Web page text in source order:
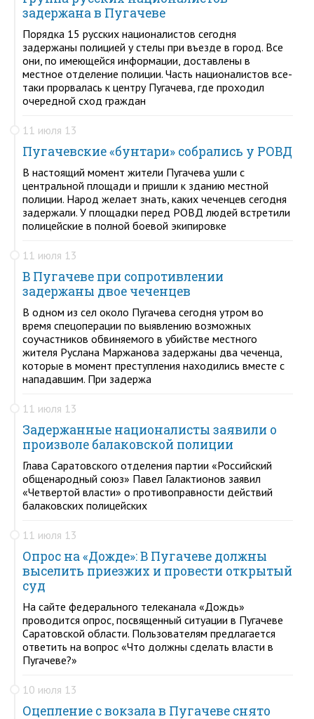
задержана в Пугачеве
Порядка 15 русских националистов сегодня
задержаны полицией у стелы при въезде в город. Все
они, по имеющейся информации, доставлены в
местное отделение полиции. Часть националистов все-
таки прорвалась к центру Пугачева, где проходил
очередной сход граждан
11 июля 13
Пугачевские «бунтари» собрались у РОВД
В настоящий момент жители Пугачева ушли с
центральной площади и пришли к зданию местной
полиции. Народ желает знать, каких чеченцев сегодня
задержали. У площадки перед РОВД людей встретили
полицейские в полной боевой экипировке
11 июля 13
В Пугачеве при сопротивлении
задержаны двое чеченцев
В одном из сел около Пугачева сегодня утром во
время спецоперации по выявлению возможных
соучастников обвиняемого в убийстве местного
жителя Руслана Маржанова задержаны два чеченца,
которые в момент преступления находились вместе с
нападавшим. При задержа
11 июля 13
Задержанные националисты заявили о
произволе балаковской полиции
Глава Саратовского отделения партии «Российский
общенародный союз» Павел Галактионов заявил
«Четвертой власти» о противоправности действий
балаковских полицейских
11 июля 13
Опрос на «Дожде»: В Пугачеве должны
выселить приезжих и провести открытый
суд
На сайте федерального телеканала «Дождь»
проводится опрос, посвященный ситуации в Пугачеве
Саратовской области. Пользователям предлагается
ответить на вопрос «Что должны сделать власти в
Пугачеве?»
10 июля 13
Оцепление с вокзала в Пугачеве снято